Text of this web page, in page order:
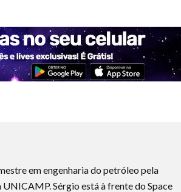
em engenharia do petróleo pela
Sérgio está à frente do Space